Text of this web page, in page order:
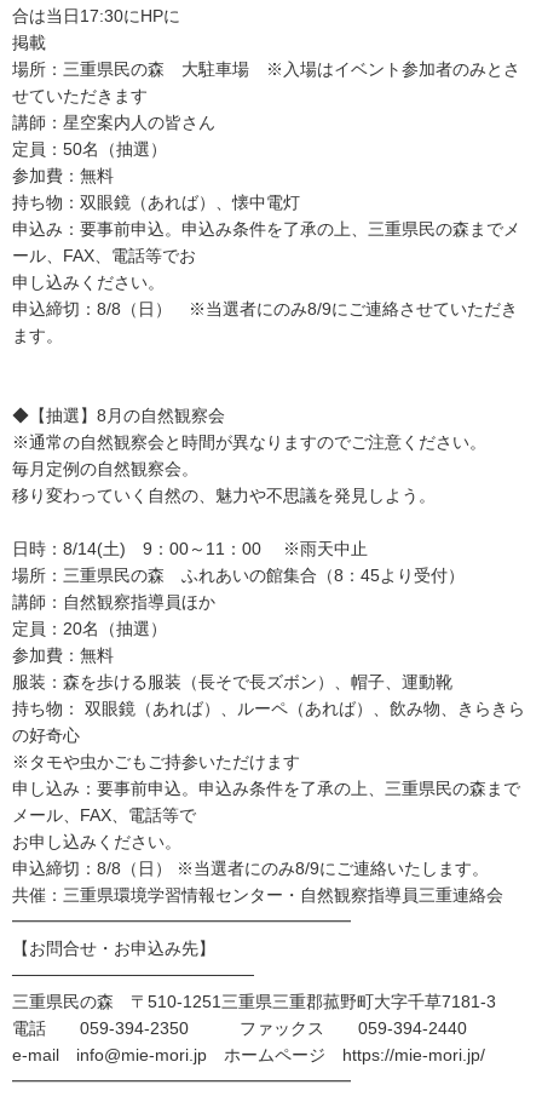
合は当日17:30にHPに
掲載
場所：三重県民の森 大駐車場 ※入場はイベント参加者のみとさ
せていただきます
講師：星空案内人の皆さん
定員：50名（抽選）
参加費：無料
持ち物：双眼鏡（あれば）、懐中電灯
申込み：要事前申込。申込み条件を了承の上、三重県民の森までメ
ール、FAX、電話等でお
申し込みください。
申込締切：8/8（日） ※当選者にのみ8/9にご連絡させていただき
ます。
◆【抽選】8月の自然観察会
※通常の自然観察会と時間が異なりますのでご注意ください。
毎月定例の自然観察会。
移り変わっていく自然の、魅力や不思議を発見しよう。
日時：8/14(土) 9：00～11：00 ※雨天中止
場所：三重県民の森 ふれあいの館集合（8：45より受付）
講師：自然観察指導員ほか
定員：20名（抽選）
参加費：無料
服装：森を歩ける服装（長そで長ズボン）、帽子、運動靴
持ち物： 双眼鏡（あれば）、ルーペ（あれば）、飲み物、きらきら
の好奇心
※タモや虫かごもご持参いただけます
申し込み：要事前申込。申込み条件を了承の上、三重県民の森まで
メール、FAX、電話等で
お申し込みください。
申込締切：8/8（日） ※当選者にのみ8/9にご連絡いたします。
共催：三重県環境学習情報センター・自然観察指導員三重連絡会
━━━━━━━━━━━━━━━━━━━━
【お問合せ・お申込み先】
────────────────────
三重県民の森 〒510-1251三重県三重郡菰野町大字千草7181-3
電話 059-394-2350 ファックス 059-394-2440
e-mail info@mie-mori.jp ホームページ https://mie-mori.jp/
━━━━━━━━━━━━━━━━━━━━